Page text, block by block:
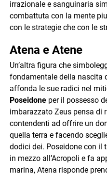
irrazionale e sanguinaria
combattuta con la mente
con le strategie che con le
Atena e Atene
Un’altra figura che
fondamentale della nascita
affonda le sue radici nel
Poseidone per il possesso
imbarazzato Zeus pensa di
contendenti ad offrire un
quella terra e facendo
dodici dei. Poseidone con il
in mezzo all’Acropoli e fa
marina, Atena risponde